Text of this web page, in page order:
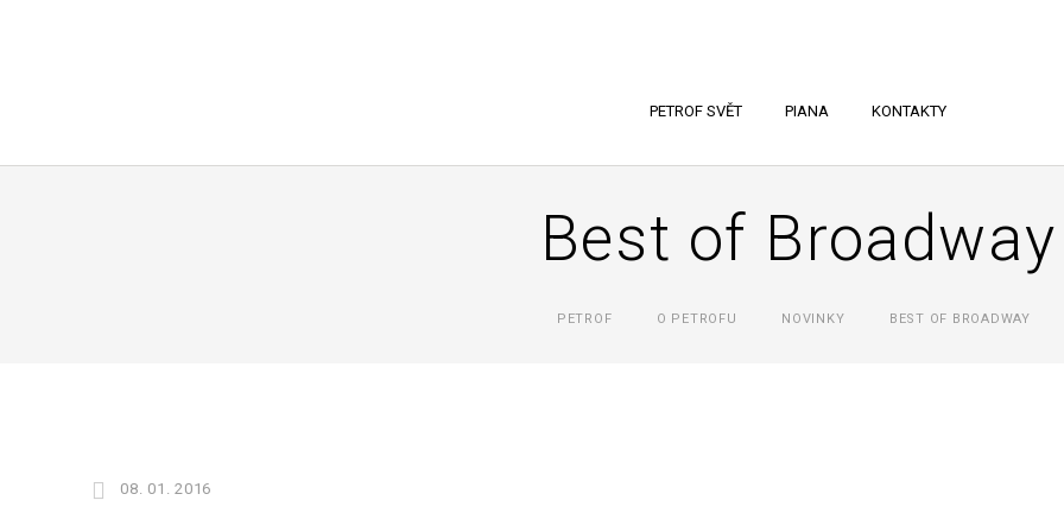
PETROF SVĚT PIANA KONTAKTY
Best of Broadway
PETROF O PETROFU NOVINKY BEST OF BROADWAY
08. 01. 2016